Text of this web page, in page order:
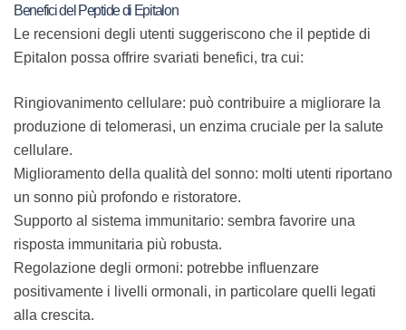
Benefici del Peptide di Epitalon
Le recensioni degli utenti suggeriscono che il peptide di
Epitalon possa offrire svariati benefici, tra cui:
Ringiovanimento cellulare: può contribuire a migliorare la
produzione di telomerasi, un enzima cruciale per la salute
cellulare.
Miglioramento della qualità del sonno: molti utenti riportano
un sonno più profondo e ristoratore.
Supporto al sistema immunitario: sembra favorire una
risposta immunitaria più robusta.
Regolazione degli ormoni: potrebbe influenzare
positivamente i livelli ormonali, in particolare quelli legati
alla crescita.